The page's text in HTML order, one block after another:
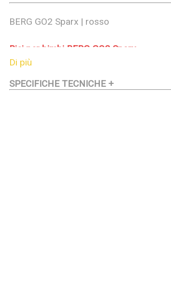
BERG GO2 Sparx | rosso
Bici per bimbi BERG GO2 Sparx
Di più
SPECIFICHE TECNICHE +